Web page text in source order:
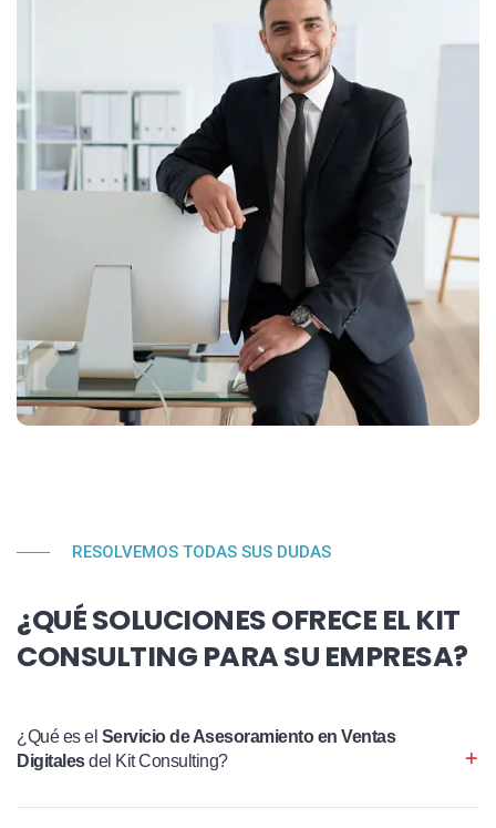
RESOLVEMOS TODAS SUS DUDAS
¿QUÉ SOLUCIONES OFRECE EL KIT
CONSULTING PARA SU EMPRESA?
¿Qué es el Servicio de Asesoramiento en Ventas
Digitalesdel Kit Consulting?